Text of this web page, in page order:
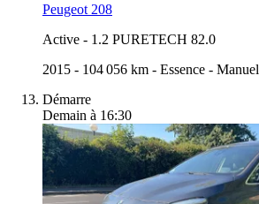
Peugeot 208
Active - 1.2 PURETECH 82.0
2015 - 104 056 km - Essence - Manuel
Démarre
Demain à 16:30